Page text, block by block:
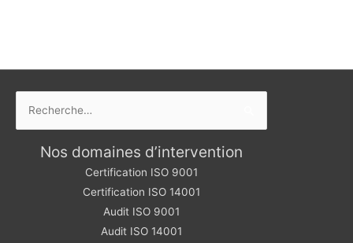
Nos domaines d’intervention
Certification ISO 9001
Certification ISO 14001
Audit ISO 9001
Audit ISO 14001